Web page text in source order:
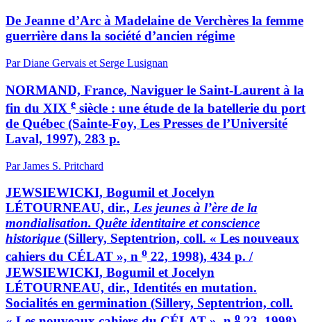
De Jeanne d’Arc à Madelaine de Verchères la femme
guerrière dans la société d’ancien régime
Par Diane Gervais et Serge Lusignan
NORMAND, France, Naviguer le Saint-Laurent à la
fin du XIX e siècle : une étude de la batellerie du port
de Québec (Sainte-Foy, Les Presses de l’Université
Laval, 1997), 283 p.
Par James S. Pritchard
JEWSIEWICKI, Bogumil et Jocelyn
LÉTOURNEAU, dir., Les jeunes à l’ère de la
mondialisation. Quête identitaire et conscience
historique (Sillery, Septentrion, coll. « Les nouveaux
cahiers du CÉLAT », n o 22, 1998), 434 p. /
JEWSIEWICKI, Bogumil et Jocelyn
LÉTOURNEAU, dir., Identités en mutation.
Socialités en germination (Sillery, Septentrion, coll.
o